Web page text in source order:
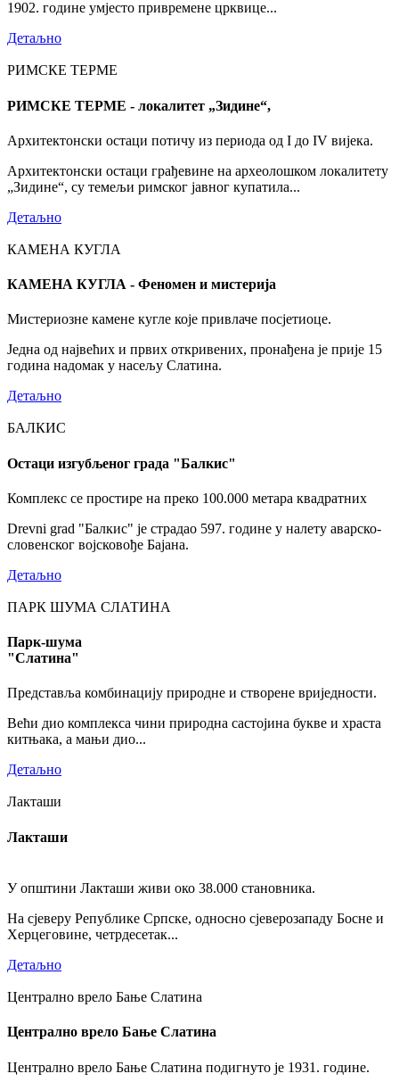
1902. године умјесто привремене црквице...
Детаљно
РИМСКЕ ТЕРМЕ
РИМСКЕ ТЕРМЕ - локалитет „Зидине“,
Архитектонски остаци потичу из периода од I до IV вијека.
Архитектонски остаци грађевине на археолошком локалитету
„Зидине“, су темељи римског јавног купатила...
Детаљно
КАМЕНА КУГЛА
КАМЕНА КУГЛА - Феномен и мистерија
Мистериозне камене кугле које привлаче посјетиоце.
Једна од највећих и првих откривених, пронађена је прије 15
година надомак у насељу Слатина.
Детаљно
БАЛКИС
Остаци изгубљеног града "Балкис"
Комплекс се простире на преко 100.000 метара квадратних
Drevni grad "Балкис" је страдао 597. године у налету аварско-
словенског војсковође Бајана.
Детаљно
ПАРК ШУМА СЛАТИНА
Парк-шума
"Слатина"
Представља комбинацију природне и створене вриједности.
Већи дио комплекса чини природна састојина букве и храста
китњака, а мањи дио...
Детаљно
Лакташи
Лакташи
У општини Лакташи живи око 38.000 становника.
На сјеверу Републике Српске, односно сјеверозападу Босне и
Херцеговине, четрдесетак...
Детаљно
Централно врело Бање Слатина
Централно врело Бање Слатина
Централно врело Бање Слатина подигнуто је 1931. године.